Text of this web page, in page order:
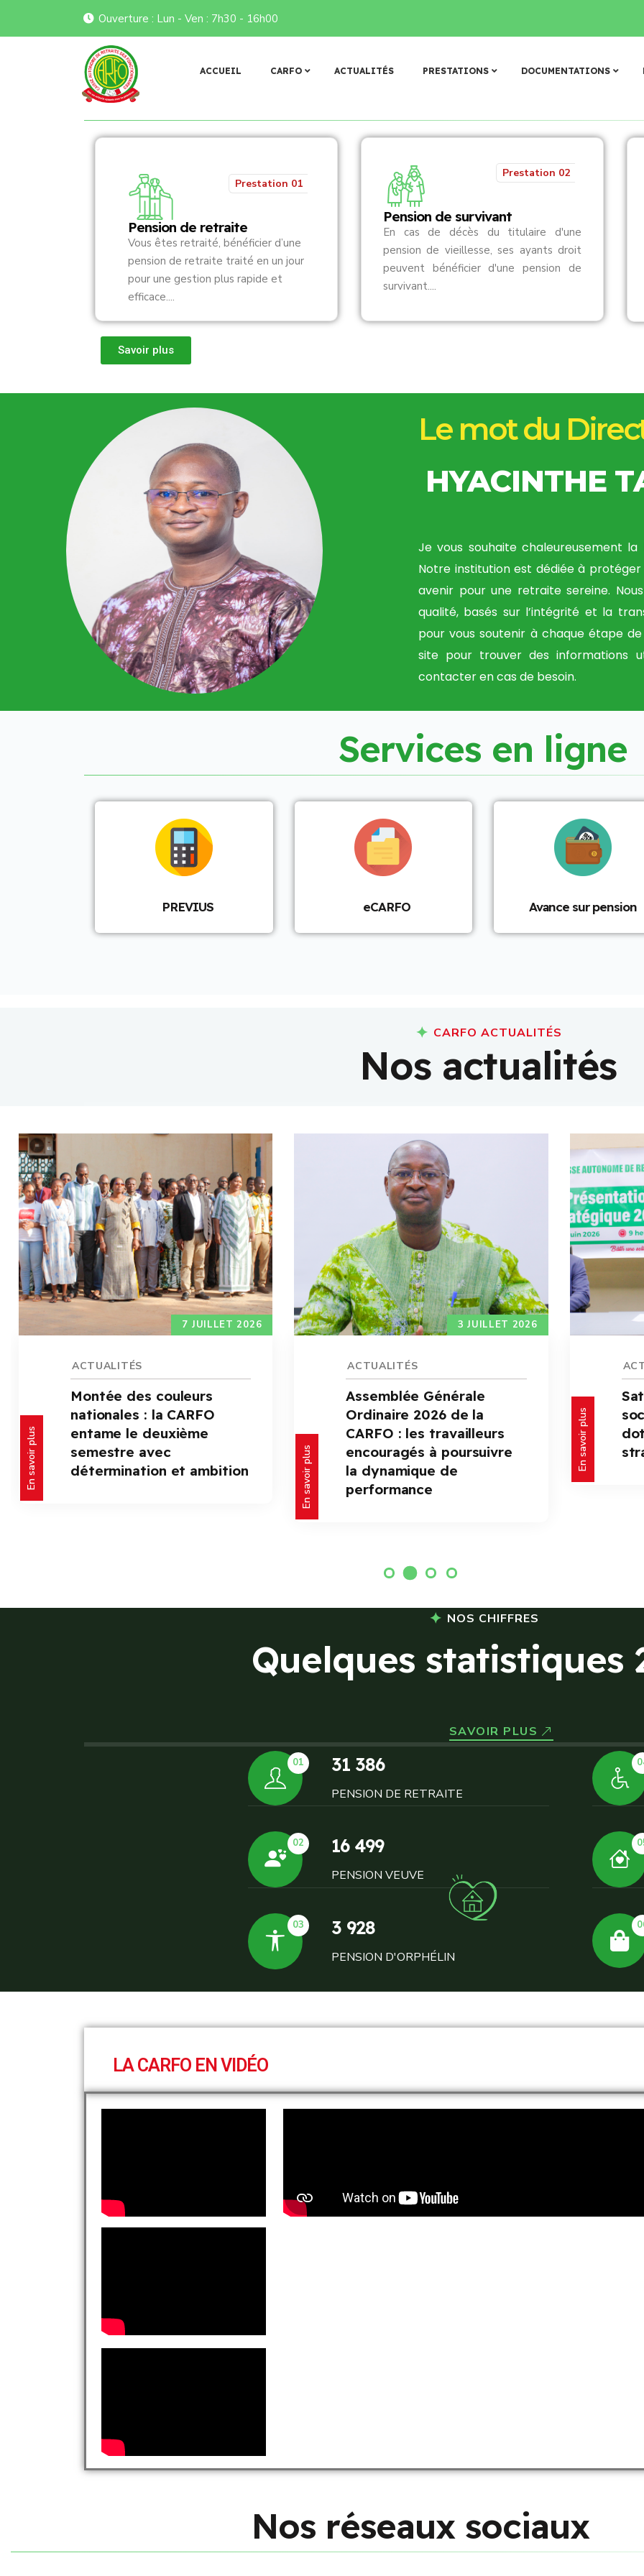
Ouverture : Lun - Ven : 7h30 - 16h00
ACCUEIL CARFO ACTUALITÉS PRESTATIONS DOCUMENTATIONS
Flash infos
N s pre tations
Pension de retraite
Prestation 01
Vous êtes retraité, bénéficier d’une
pension de retraite traité en un jour
pour une gestion plus rapide et
efficace....
Prestation 02
Pension de survivant
En cas de décès du titulaire d'une
pension de vieillesse, ses ayants droit
peuvent bénéficier d'une pension de
survivant....
Savoir plus
Le mot du
HYACINTHE
Je vous souhaite chaleureusement
Notre institution est dédiée à
avenir pour une retraite sereine.
qualité, basés sur l’intégrité et la
pour vous soutenir à chaque étape
site pour trouver des informations
contacter en cas de besoin.
Services en ligne
PREVIUS eCARFO Avance sur pension
CARFO ACTUALITÉS
Nos actualités
ACTUALITÉS
3 JUILLET 2026
Assemblée Générale
Ordinaire 2026 de la
CARFO : les travailleurs
encouragés à poursuivre
la dynamique de
En savoir plus
ACTUALITÉS
2 JUILLET 2026
Satisfaction des assurés
sociaux : la CARFO se
dote d’un plan
stratégique 2026-2030
En savoir plus En savoir plus
NOS CHIFFRES
Quelques statistiques
SAVOIR PLUS
01 31 386
PENSION DE RETRAITE
02 16 499
PENSION VEUVE
03 3 928
PENSION D'ORPHÉLIN
LA CARFO EN VIDÉO
Nos réseaux sociaux